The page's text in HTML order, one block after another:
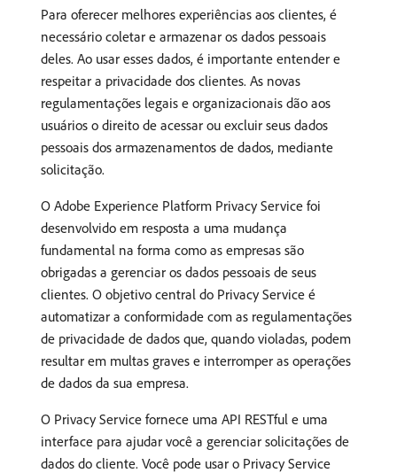
Para oferecer melhores experiências aos clientes, é
necessário coletar e armazenar os dados pessoais
deles. Ao usar esses dados, é importante entender e
respeitar a privacidade dos clientes. As novas
regulamentações legais e organizacionais dão aos
usuários o direito de acessar ou excluir seus dados
pessoais dos armazenamentos de dados, mediante
solicitação.
O Adobe Experience Platform Privacy Service foi
desenvolvido em resposta a uma mudança
fundamental na forma como as empresas são
obrigadas a gerenciar os dados pessoais de seus
clientes. O objetivo central do Privacy Service é
automatizar a conformidade com as regulamentações
de privacidade de dados que, quando violadas, podem
resultar em multas graves e interromper as operações
de dados da sua empresa.
O Privacy Service fornece uma API RESTful e uma
interface para ajudar você a gerenciar solicitações de
dados do cliente. Você pode usar o Privacy Service